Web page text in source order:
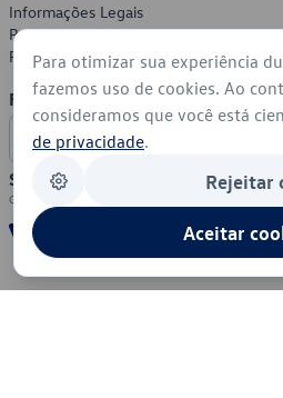
Informações Legais
Política de Privacidade
Política de Cookies
Formas de Pagamento
Segurança
Para otimizar sua experiência
fazemos uso de cookies. Ao
consideramos que você está
de privacidade.
Rejeitar
Aceitar